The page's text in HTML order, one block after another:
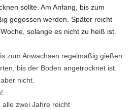
sollte. Am Anfang, bis zum
gegossen werden. Später reicht
solange es nicht zu heiß ist.
zum Anwachsen regelmäßig gießen.
bis der Boden angetrocknet ist.
nicht.
zwei Jahre reicht